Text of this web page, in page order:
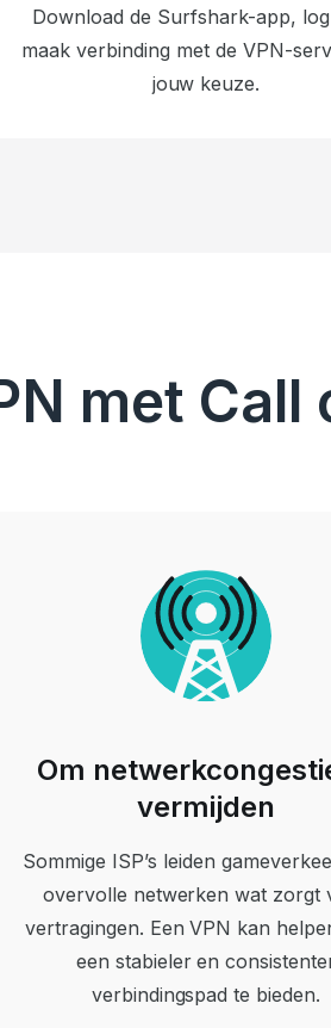
Download de Surfshark-app,
maak verbinding met de VPN-
jouw keuze.
met
Om
vermijden
Sommige ISP’s leiden
overvolle netwerken wat zorgt
vertragingen. Een VPN kan
een stabieler en
verbindingspad te bieden.